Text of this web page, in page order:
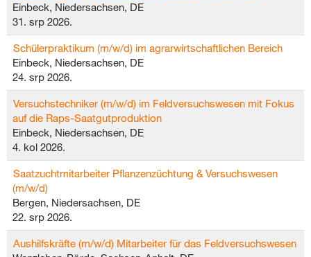
Einbeck, Niedersachsen, DE
31. srp 2026.
Schülerpraktikum (m/w/d) im agrarwirtschaftlichen Bereich
Einbeck, Niedersachsen, DE
24. srp 2026.
Versuchstechniker (m/w/d) im Feldversuchswesen mit Fokus
auf die Raps-Saatgutproduktion
Einbeck, Niedersachsen, DE
4. kol 2026.
Saatzuchtmitarbeiter Pflanzenzüchtung & Versuchswesen
(m/w/d)
Bergen, Niedersachsen, DE
22. srp 2026.
Aushilfskräfte (m/w/d) Mitarbeiter für das Feldversuchswesen